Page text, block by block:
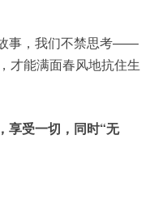
事，我们不禁思考——
才能满面春风地抗住生
享受一切，同时“无